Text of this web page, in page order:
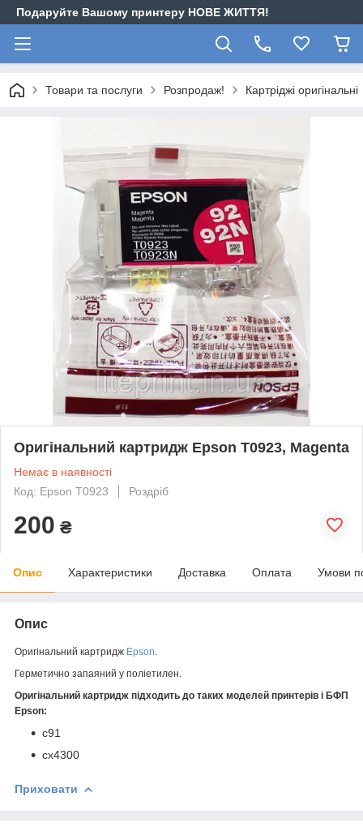
Подаруйте Вашому принтеру НОВЕ ЖИТТЯ!
Товари та послуги Розпродаж! Картріджі оригінальні
Оригінальний картридж Epson T0923, Magenta
Немає в наявності
Код: Epson T0923
Роздріб
200 ₴
Опис Характеристики Доставка Оплата Умови
Опис
Оригінальний картридж Epson
Герметично запаяний у поліетилен.
Оригінальний картридж підходить до таких моделей принтерів і БФП
Epson:
c91
cx4300
Приховати